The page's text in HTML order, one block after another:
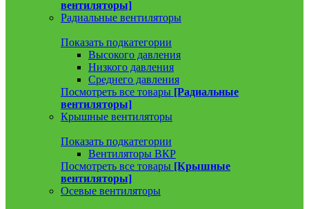
вентиляторы]
Радиальные вентиляторы
Показать подкатегории
Высокого давления
Низкого давления
Среднего давления
Посмотреть все товары [Радиальные
вентиляторы]
Крышные вентиляторы
Показать подкатегории
Вентиляторы ВКР
Посмотреть все товары [Крышные
вентиляторы]
Осевые вентиляторы